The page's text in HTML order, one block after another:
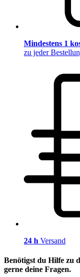
Mindestens 1
zu jeder
24 h Versand
Benötigst du Hilfe zu
gerne deine Fragen.